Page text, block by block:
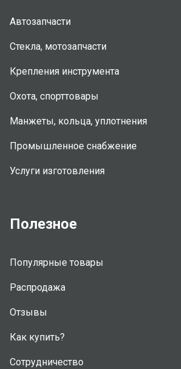
Автозапчасти
Стекла, мотозапчасти
Крепления инструмента
Охота, спорттовары
Манжеты, кольца, уплотнения
Промышленное снабжение
Услуги изготовления
Полезное
Популярные товары
Распродажа
Отзывы
Как купить?
Сотрудничество